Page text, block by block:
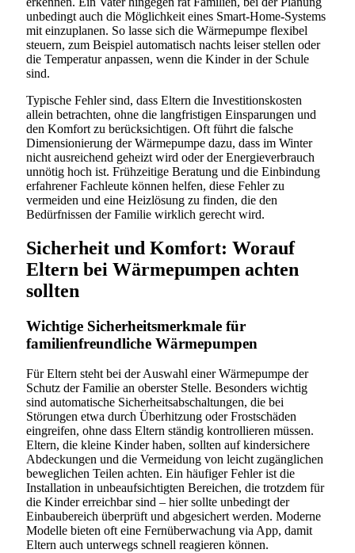
unbedingt auch die Möglichkeit eines Smart-Home-Systems
mit einzuplanen. So lasse sich die Wärmepumpe flexibel
steuern, zum Beispiel automatisch nachts leiser stellen oder
die Temperatur anpassen, wenn die Kinder in der Schule
sind.
Typische Fehler sind, dass Eltern die Investitionskosten
allein betrachten, ohne die langfristigen Einsparungen und
den Komfort zu berücksichtigen. Oft führt die falsche
Dimensionierung der Wärmepumpe dazu, dass im Winter
nicht ausreichend geheizt wird oder der Energieverbrauch
unnötig hoch ist. Frühzeitige Beratung und die Einbindung
erfahrener Fachleute können helfen, diese Fehler zu
vermeiden und eine Heizlösung zu finden, die den
Bedürfnissen der Familie wirklich gerecht wird.
Sicherheit und Komfort: Worauf
Eltern bei Wärmepumpen achten
sollten
Wichtige Sicherheitsmerkmale für
familienfreundliche Wärmepumpen
Für Eltern steht bei der Auswahl einer Wärmepumpe der
Schutz der Familie an oberster Stelle. Besonders wichtig
sind automatische Sicherheitsabschaltungen, die bei
Störungen etwa durch Überhitzung oder Frostschäden
eingreifen, ohne dass Eltern ständig kontrollieren müssen.
Eltern, die kleine Kinder haben, sollten auf kindersichere
Abdeckungen und die Vermeidung von leicht zugänglichen
beweglichen Teilen achten. Ein häufiger Fehler ist die
Installation in unbeaufsichtigten Bereichen, die trotzdem für
die Kinder erreichbar sind – hier sollte unbedingt der
Einbaubereich überprüft und abgesichert werden. Moderne
Modelle bieten oft eine Fernüberwachung via App, damit
Eltern auch unterwegs schnell reagieren können.